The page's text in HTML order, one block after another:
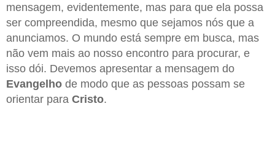
mensagem, evidentemente, mas para que ela possa
ser compreendida, mesmo que sejamos nós que a
anunciamos. O mundo está sempre em busca, mas
não vem mais ao nosso encontro para procurar, e
isso dói. Devemos apresentar a mensagem do
Evangelho de modo que as pessoas possam se
orientar para Cristo.